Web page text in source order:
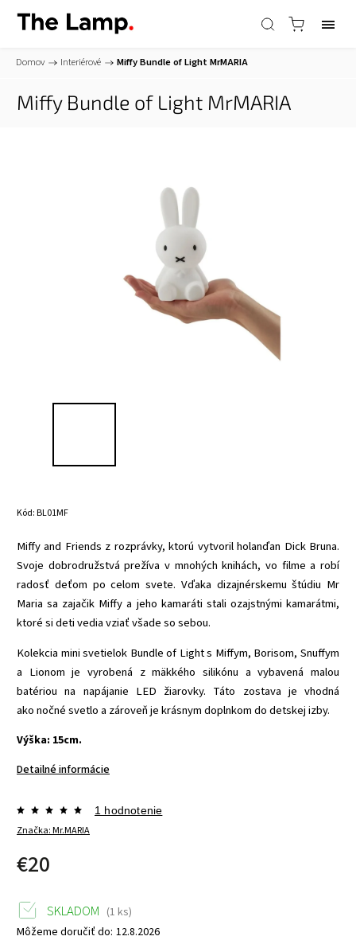
Domov / Interiérové / Miffy Bundle of Light MrMARIA
Miffy Bundle of Light MrMARIA
Kód:BL01MF
Miffy and Friends z rozprávky, ktorú vytvoril holanďan Dick Bruna.
Svoje dobrodružstvá prežíva v mnohých knihách, vo filme a robí
radosť deťom po celom svete. Vďaka dizajnérskemu štúdiu Mr
Maria sa zajačik Miffy a jeho kamaráti stali ozajstnými kamarátmi,
ktoré si deti vedia vziať všade so sebou.
Kolekcia mini svetielok Bundle of Light s Miffym, Borisom, Snuffym
a Lionom je vyrobená z mäkkého silikónu a vybavená malou
batériou na napájanie LED žiarovky. Táto zostava je vhodná
akonočné svetlo a zároveň je krásnym doplnkom do detskej izby.
Výška: 15cm.
Detailné informácie
Značka:Mr.MARIA
1 hodnotenie
€20
SKLADOM (1 ks)
Môžeme doručiť do: 12.8.2026